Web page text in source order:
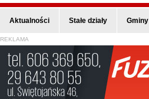
Aktualności Stałe działy Gminy
REKLAMA